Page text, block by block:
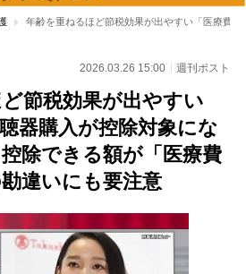
年齢を重ねるほど節税効果が出やすい「医療費
2026.03.26 15:00 週刊ポスト
節税効果が出やすい
器購入が控除対象にな
除できる額が「医療費
違いにも要注意